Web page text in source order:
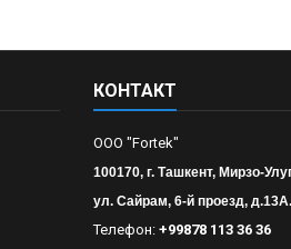
КОНТАКТ
OOO "Fortek"
100170, г. Ташкент, Мирзо-
ул. Сайрам, 6-й проезд, д.13А.
Телефон: +99878 113 36 36